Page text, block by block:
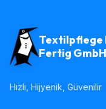
Textilpflege
Fertig GmbH
Hızlı, Hijyenik, Güvenilir